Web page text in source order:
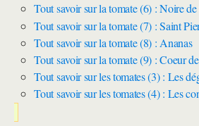
Tout savoir sur la tomate (6) : Noire
Tout savoir sur la tomate (7) : Saint
Tout savoir sur la tomate (8) : Ananas
Tout savoir sur la tomate (9) : Coeur
Tout savoir sur les tomates (3) : Les
Tout savoir sur les tomates (4) : Les